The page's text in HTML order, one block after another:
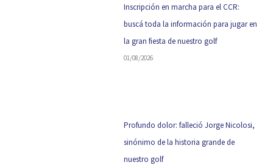
Inscripción en marcha para el CCR:
buscá toda la información para jugar en
la gran fiesta de nuestro golf
01/08/2026
Profundo dolor: falleció Jorge Nicolosi,
sinónimo de la historia grande de
nuestro golf